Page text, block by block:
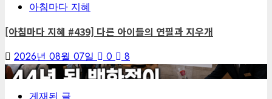
아침마다 지혜
[아침마다 지혜 #439] 다른 아이들의 연필과 지우개
2026년 08월 07일 0
8
4